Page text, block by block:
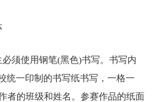
须使用钢笔(黑色)书写。书写内
统一印制的书写纸书写，一格一
者的班级和姓名。参赛作品的纸面